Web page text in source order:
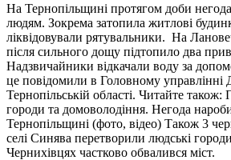
На Тернопільщині протягом доби
людям. Зокрема затопила житлові
ліквідовували рятувальники. На
після сильного дощу підтопило два
Надзвичайники відкачали воду за
це повідомили в Головному
Тернопільській області. Читайте також:
городи та домоволодіння. Негода
Тернопільщині (фото, відео) Також 3
селі Синява перетворили людські
Чернихівцях частково обвалився міст.